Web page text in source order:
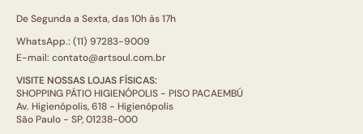
De Segunda a Sexta, das 10h às 17h
WhatsApp.: (11) 97283-9009
E-mail: contato@artsoul.com.br
VISITE NOSSAS LOJAS FÍSICAS:
SHOPPING PÁTIO HIGIENÓPOLIS - PISO PACAEMBÚ
Av. Higienópolis, 618 - Higienópolis
São Paulo - SP, 01238-000